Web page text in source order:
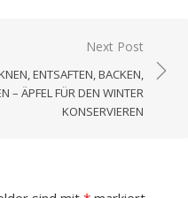
Next Post
ENTSAFTEN, BACKEN,
– ÄPFEL FÜR DEN WINTER
KONSERVIEREN